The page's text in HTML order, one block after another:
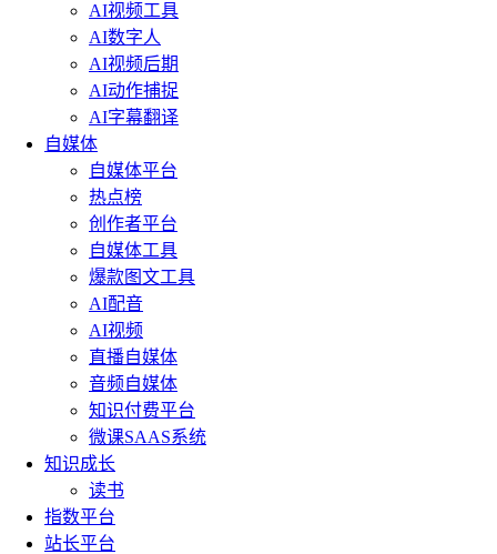
AI视频工具
AI数字人
AI视频后期
AI动作捕捉
AI字幕翻译
自媒体
自媒体平台
热点榜
创作者平台
自媒体工具
爆款图文工具
AI配音
AI视频
直播自媒体
音频自媒体
知识付费平台
微课SAAS系统
知识成长
读书
指数平台
站长平台